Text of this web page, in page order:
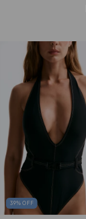
39% OFF